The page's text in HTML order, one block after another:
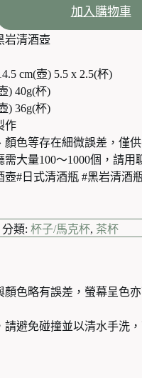
加入購物車
岩清酒壺
cm(壺) 5.5 x 2.5(杯)
) 40g(杯)
) 36g(杯)
作
顏色等存在細微誤差，僅供
需大量100～1000個，請用
壺#日式清酒瓶 #黑岩清酒
分類: 杯子/馬克杯, 茶杯
顏色略有誤差，螢幕呈色
請避免碰撞並以清水手洗